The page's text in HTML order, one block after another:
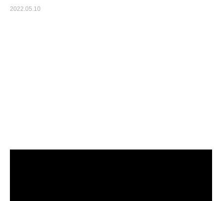
2022.05.10